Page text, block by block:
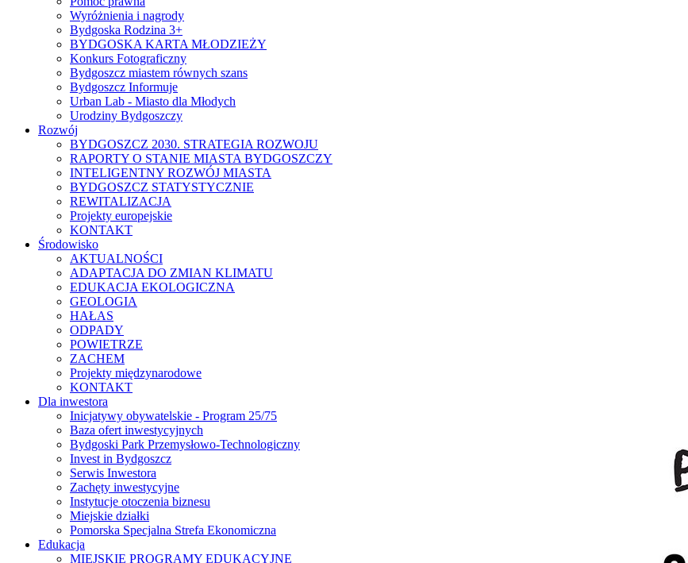
Wyróżnienia i nagrody
Bydgoska Rodzina 3+
BYDGOSKA KARTA MŁODZIEŻY
Konkurs Fotograficzny
Bydgoszcz miastem równych szans
Bydgoszcz Informuje
Urban Lab - Miasto dla Młodych
Urodziny Bydgoszczy
Rozwój
BYDGOSZCZ 2030. STRATEGIA ROZWOJU
RAPORTY O STANIE MIASTA BYDGOSZCZY
INTELIGENTNY ROZWÓJ MIASTA
BYDGOSZCZ STATYSTYCZNIE
REWITALIZACJA
Projekty europejskie
KONTAKT
Środowisko
AKTUALNOŚCI
ADAPTACJA DO ZMIAN KLIMATU
EDUKACJA EKOLOGICZNA
GEOLOGIA
HAŁAS
ODPADY
POWIETRZE
ZACHEM
Projekty międzynarodowe
KONTAKT
Dla inwestora
Inicjatywy obywatelskie - Program 25/75
Baza ofert inwestycyjnych
Bydgoski Park Przemysłowo-Technologiczny
Invest in Bydgoszcz
Serwis Inwestora
Zachęty inwestycyjne
Instytucje otoczenia biznesu
Miejskie działki
Pomorska Specjalna Strefa Ekonomiczna
Edukacja
MIEJSKIE PROGRAMY EDUKACYJNE